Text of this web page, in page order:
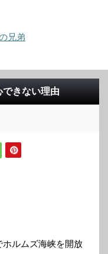
兄弟
きない理由
ルムズ海峡を開放